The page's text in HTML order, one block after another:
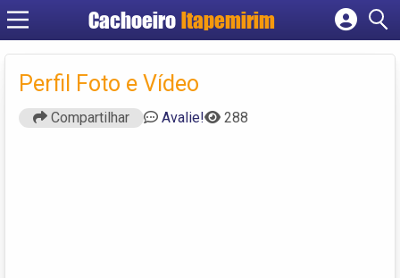
Cachoeiro Itapemirim
Cadastrar empresa
Criar conta
Perfil Foto e Vídeo
Compartilhar Avalie! 288